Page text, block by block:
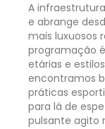
A
e abrange
mais luxuosos
programação
etárias e
encontramos
práticas
para lá de
pulsante agito